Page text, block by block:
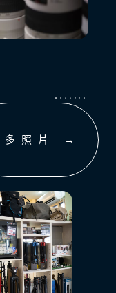
多照片 →